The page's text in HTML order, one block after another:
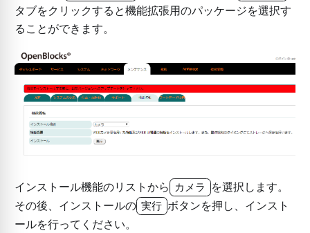
タブをクリックすると機能拡張用のパッケージを選択す
ることができます。
インストール機能のリストから カメラ を選択します。
その後、インストールの 実行 ボタンを押し、インスト
ールを行ってください。